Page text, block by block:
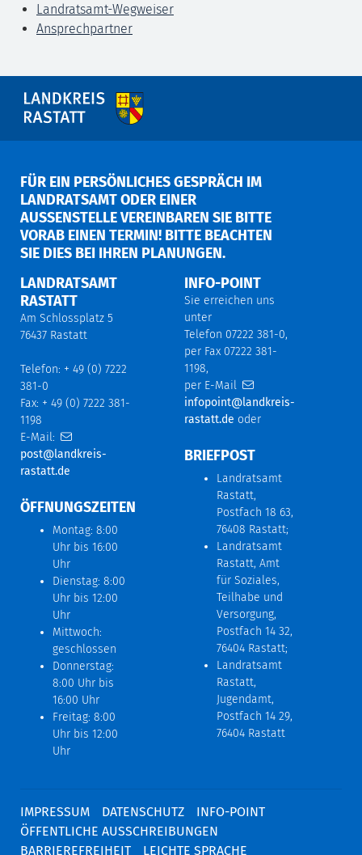
Landratsamt-Wegweiser
Ansprechpartner
FÜR EIN PERSÖNLICHES GESPRÄCH IM
LANDRATSAMT ODER EINER
AUSSENSTELLE VEREINBAREN SIE BITTE V
ORAB EINEN TERMIN! BITTE BEACHTEN S
IE DIES BEI IHREN PLANUNGEN.
LANDRATSAMT
RASTATT
Am Schlossplatz 5
76437 Rastatt
Telefon: + 49 (0) 7222
381-0
Fax: + 49 (0) 7222 381-
1198
E-Mail:
post@landkreis-
rastatt.de
ÖFFNUNGSZEITEN
Montag: 8:00
Uhr bis 16:00
Uhr
Dienstag: 8:00
Uhr bis 12:00
Uhr
Mittwoch:
geschlossen
Donnerstag:
8:00 Uhr bis
16:00 Uhr
Freitag: 8:00
Uhr bis 12:00
Uhr
INFO-POINT
Sie erreichen uns
unter
Telefon 07222 381-0,
per Fax 07222 381-
1198,
per E-Mail
infopoint@landkreis-
rastatt.de oder
BRIEFPOST
Landratsamt
Rastatt,
Postfach 18 63,
76408 Rastatt;
Landratsamt
Rastatt, Amt
für Soziales,
Teilhabe und
Versorgung,
Postfach 14 32,
76404 Rastatt;
Landratsamt
Rastatt,
Jugendamt,
Postfach 14 29,
76404 Rastatt
IMPRESSUM DATENSCHUTZ
INFO-POINT
ÖFFENTLICHE AUSSCHREIBUNGEN
BARRIEREFREIHEIT
LEICHTE SPRACHE